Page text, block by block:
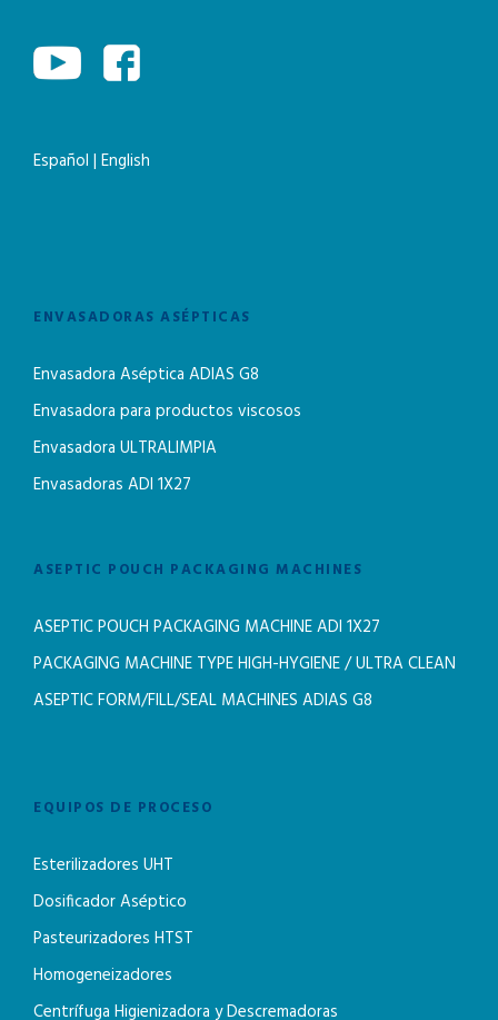
Español | English
ENVASADORAS ASÉPTICAS
Envasadora Aséptica ADIAS G8
Envasadora para productos viscosos
Envasadora ULTRALIMPIA
Envasadoras ADI 1X27
ASEPTIC POUCH PACKAGING MACHINES
ASEPTIC POUCH PACKAGING MACHINE ADI 1X27
PACKAGING MACHINE TYPE HIGH-HYGIENE / ULTRA CLEAN
ASEPTIC FORM/FILL/SEAL MACHINES ADIAS G8
EQUIPOS DE PROCESO
Esterilizadores UHT
Dosificador Aséptico
Pasteurizadores HTST
Homogeneizadores
Centrífuga Higienizadora y Descremadoras